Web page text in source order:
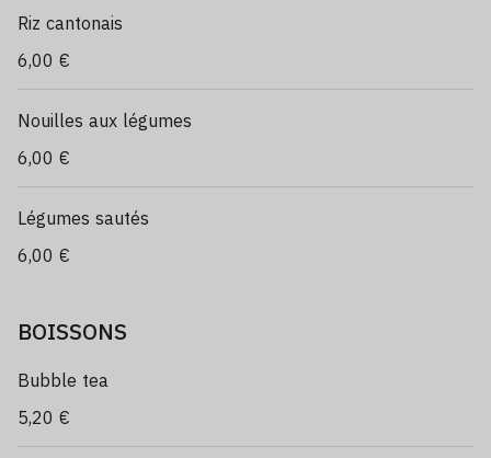
Riz cantonais
6,00 €
Nouilles aux légumes
6,00 €
Légumes sautés
6,00 €
BOISSONS
Bubble tea
5,20 €